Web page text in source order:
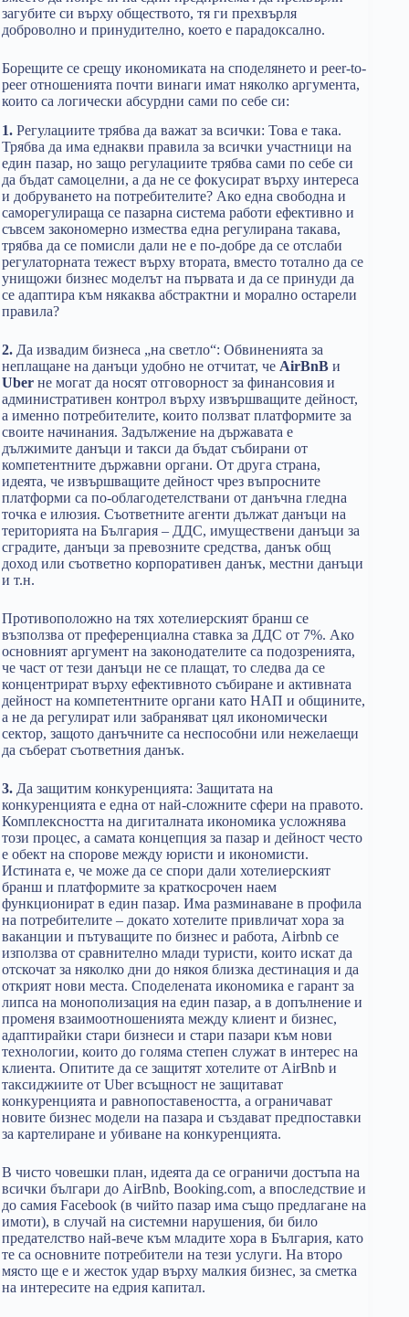
загубите си върху обществото, тя ги прехвърля
доброволно и принудително, което е парадоксално.
Борещите сe срещу икономиката на споделянето и peer-to-
peer отношенията почти винаги имат няколко аргумента,
които са логически абсурдни сами по себе си:
1. Регулациите трябва да важат за всички: Това е така.
Трябва да има еднакви правила за всички участници на
един пазар, но защо регулациите трябва сами по себе си
да бъдат самоцелни, а да не се фокусират върху интереса
и добруването на потребителите? Ако една свободна и
саморегулираща се пазарна система работи ефективно и
съвсем закономерно измества една регулирана такава,
трябва да се помисли дали не е по-добре да се отслаби
регулаторната тежест върху втората, вместо тотално да се
унищожи бизнес моделът на първата и да се принуди да
се адаптира към някаква абстрактни и морално остарели
правила?
2. Да извадим бизнеса „на светло“: Обвиненията за
неплащане на данъци удобно не отчитат, че AirBnB и
Uber не могат да носят отговорност за финансовия и
административен контрол върху извършващите дейност,
а именно потребителите, които ползват платформите за
своите начинания. Задължение на държавата е
дължимите данъци и такси да бъдат събирани от
компетентните държавни органи. От друга страна,
идеята, че извършващите дейност чрез въпросните
платформи са по-облагодетелствани от данъчна гледна
точка е илюзия. Съответните агенти дължат данъци на
територията на България – ДДС, имуществени данъци за
сградите, данъци за превозните средства, данък общ
доход или съответно корпоративен данък, местни данъци
и т.н.
Противоположно на тях хотелиерският бранш се
възползва от преференциална ставка за ДДС от 7%. Ако
основният аргумент на законодателите са подозренията,
че част от тези данъци не се плащат, то следва да се
концентрират върху ефективното събиране и активната
дейност на компетентните органи като НАП и общините,
а не да регулират или забраняват цял икономически
сектор, защото данъчните са неспособни или нежелаещи
да съберат съответния данък.
3. Да защитим конкуренцията: Защитата на
конкуренцията е една от най-сложните сфери на правото.
Комплексността на дигиталната икономика усложнява
този процес, а самата концепция за пазар и дейност често
е обект на спорове между юристи и икономисти.
Истината е, че може да се спори дали хотелиерският
бранш и платформите за краткосрочен наем
функционират в един пазар. Има разминаване в профила
на потребителите – докато хотелите привличат хора за
ваканции и пътуващите по бизнес и работа, Airbnb се
използва от сравнително млади туристи, които искат да
отскочат за няколко дни до някоя близка дестинация и да
открият нови места. Споделената икономика е гарант за
липса на монополизация на един пазар, а в допълнение и
променя взаимоотношенията между клиент и бизнес,
адаптирайки стари бизнеси и стари пазари към нови
технологии, които до голяма степен служат в интерес на
клиента. Опитите да се защитят хотелите от AirBnb и
таксиджиите от Uber всъщност не защитават
конкуренцията и равнопоставеността, а ограничават
новите бизнес модели на пазара и създават предпоставки
за картелиране и убиване на конкуренцията.
В чисто човешки план, идеята да се ограничи достъпа на
всички българи до AirBnb, Booking.com, а впоследствие и
до самия Facebook (в чийто пазар има също предлагане на
имоти), в случай на системни нарушения, би било
предателство най-вече към младите хора в България, като
те са основните потребители на тези услуги. На второ
място ще е и жесток удар върху малкия бизнес, за сметка
на интересите на едрия капитал.